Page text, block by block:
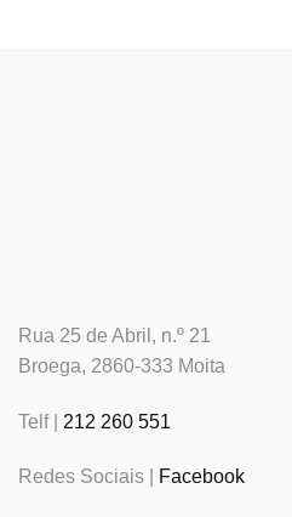
Rua 25 de Abril, n.º 21
Broega, 2860-333 Moita
Telf | 212 260 551
Redes Sociais | Facebook